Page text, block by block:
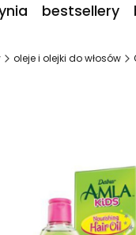
bestsellery
oleje i olejki do włosów